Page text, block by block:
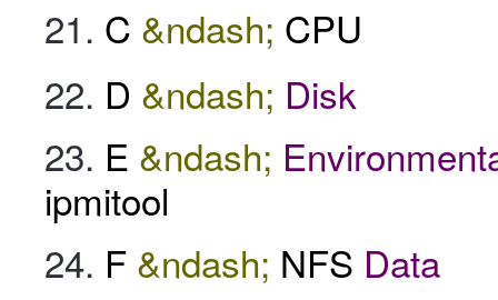
C &ndash; CPU
D &ndash; Disk
E &ndash;
ipmitool
F &ndash; NFS Data